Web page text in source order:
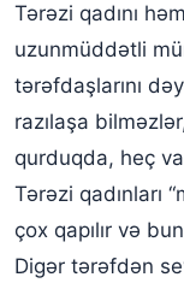
Tərəzi qadını
uzunmüddətli
tərəfdaşlarını
razılaşa
qurduqda, heç
Tərəzi qadınları
çox qapılır və
Digər tərəfdən